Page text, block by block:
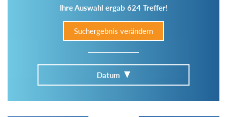
Ihre Auswahl ergab 624 Treffer!
Suchergebnis verändern
Datum